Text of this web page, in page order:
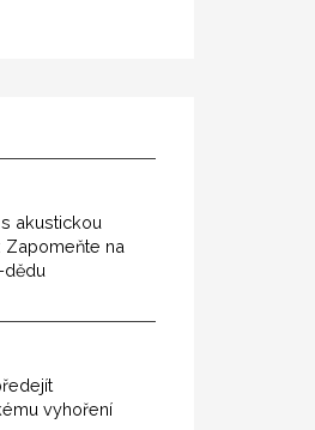
akustickou
Zapomeňte na
dědu
vyhoření